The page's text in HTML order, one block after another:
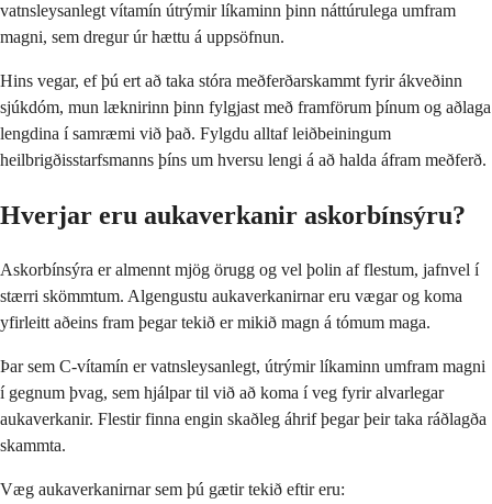
vatnsleysanlegt vítamín útrýmir líkaminn þinn náttúrulega umfram
magni, sem dregur úr hættu á uppsöfnun.
Hins vegar, ef þú ert að taka stóra meðferðarskammt fyrir ákveðinn
sjúkdóm, mun læknirinn þinn fylgjast með framförum þínum og aðlaga
lengdina í samræmi við það. Fylgdu alltaf leiðbeiningum
heilbrigðisstarfsmanns þíns um hversu lengi á að halda áfram meðferð.
Hverjar eru aukaverkanir askorbínsýru?
Askorbínsýra er almennt mjög örugg og vel þolin af flestum, jafnvel í
stærri skömmtum. Algengustu aukaverkanirnar eru vægar og koma
yfirleitt aðeins fram þegar tekið er mikið magn á tómum maga.
Þar sem C-vítamín er vatnsleysanlegt, útrýmir líkaminn umfram magni
í gegnum þvag, sem hjálpar til við að koma í veg fyrir alvarlegar
aukaverkanir. Flestir finna engin skaðleg áhrif þegar þeir taka ráðlagða
skammta.
Væg aukaverkanirnar sem þú gætir tekið eftir eru: